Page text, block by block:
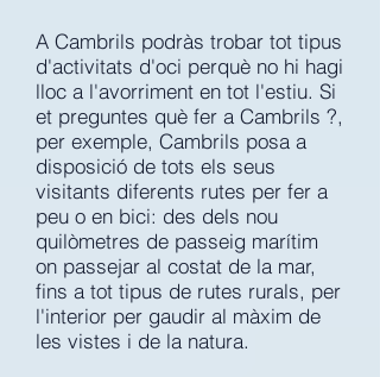
A Cambrils podràs trobar tot tipus
d'activitats d'oci perquè no hi hagi
lloc a l'avorriment en tot l'estiu. Si
et preguntes què fer a Cambrils ?,
per exemple, Cambrils posa a
disposició de tots els seus
visitants diferents rutes per fer a
peu o en bici: des dels nou
quilòmetres de passeig marítim
on passejar al costat de la mar,
fins a tot tipus de rutes rurals, per
l'interior per gaudir al màxim de
les vistes i de la natura.